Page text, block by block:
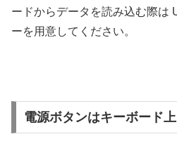
ードからデータを読み込む際は
ーを用意してください。
電源ボタンはキーボード